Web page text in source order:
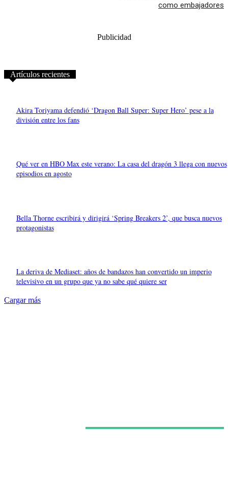
como embajadores
Publicidad
Artículos recientes
Akira Toriyama defendió ‘Dragon Ball Super: Super Hero’ pese a la
división entre los fans
Qué ver en HBO Max este verano: La casa del dragón 3 llega con nuevos
episodios en agosto
Bella Thorne escribirá y dirigirá ‘Spring Breakers 2’, que busca nuevos
protagonistas
La deriva de Mediaset: años de bandazos han convertido un imperio
televisivo en un grupo que ya no sabe qué quiere ser
Cargar más